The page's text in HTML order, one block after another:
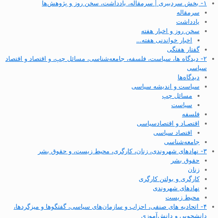
۱- بخش سردبیری | سرمقاله، یادداشت، سخن روز و پژوهش‌ها
سرمقاله
یادداشت
سخن روز و اخبار هفته
اخبار خواندنی هفته…
گفتار هفتگی
۲- دیدگاه ها، سیاست، فلسفه، جامعه‌شناسی، مسائل چپ، و اقتصاد و اقتصاد
سیاسی
دیدگاه‌ها
سیاست و اندیشه سیاسی
مسائل چپ
سیاست
فلسفه
اقتصـاد و اقتصاد‌سیاسی
اقتصاد سیاسی
جامعه‌شناسی
۳- نهادهای شهروندی، زنان، کارگری، محیط زیست، و حقوق بشر
حقوق بشر
زنان
کارگری و بولتن کارگری
نهادهای شهروندی
محیط زیست
۴- اتحادیه های صنفی، احزاب و سازمان‌های سیاسی، گفتگوها و میزگردها،
دانشجویی و دانش‌آموزی